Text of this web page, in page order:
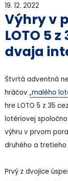
19. 12. 2022
Výhry v
LOTO 5
dvaja
Štvrtá adventná
hráčov „malého
hre LOTO 5 z 35
lotériovej
výhru v prvom
druhého a tretieho
Prvý z dvojice